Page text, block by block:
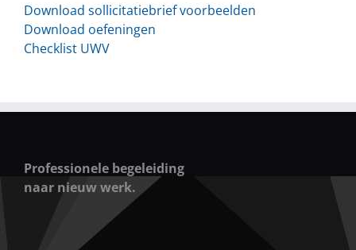
Download sollicitatiebrief voorbeelden
Download oefeningen
Checklist UWV
Professionele begeleiding
naar nieuw werk.